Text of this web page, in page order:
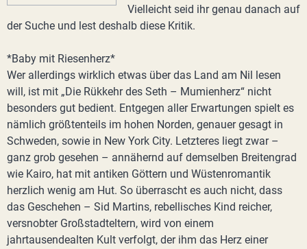
Vielleicht seid ihr genau danach auf
der Suche und lest deshalb diese Kritik.
*Baby mit Riesenherz*
Wer allerdings wirklich etwas über das Land am Nil lesen
will, ist mit „Die Rükkehr des Seth – Mumienherz“ nicht
besonders gut bedient. Entgegen aller Erwartungen spielt es
nämlich größtenteils im hohen Norden, genauer gesagt in
Schweden, sowie in New York City. Letzteres liegt zwar –
ganz grob gesehen – annähernd auf demselben Breitengrad
wie Kairo, hat mit antiken Göttern und Wüstenromantik
herzlich wenig am Hut. So überrascht es auch nicht, dass
das Geschehen – Sid Martins, rebellisches Kind reicher,
versnobter Großstadteltern, wird von einem
jahrtausendealten Kult verfolgt, der ihm das Herz einer